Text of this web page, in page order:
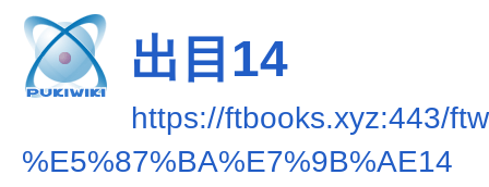
出目14
https://ftbooks.xyz:443/
%E5%87%BA%E7%9B%AE14